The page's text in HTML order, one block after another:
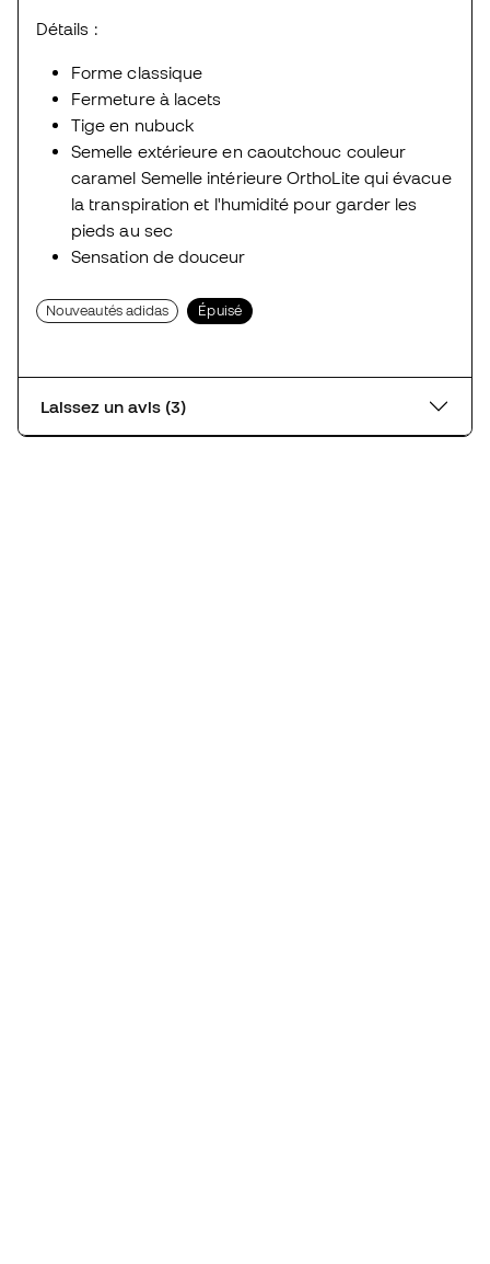
Détails :
Forme classique
Fermeture à lacets
Tige en nubuck
Semelle extérieure en caoutchouc couleur
caramel Semelle intérieure OrthoLite qui évacue
la transpiration et l'humidité pour garder les
pieds au sec
Sensation de douceur
Nouveautés adidas Épuisé
Laissez un avis (3)